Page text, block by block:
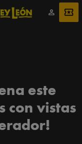
Mi
cuenta
ENTRADAS
este
con vistas